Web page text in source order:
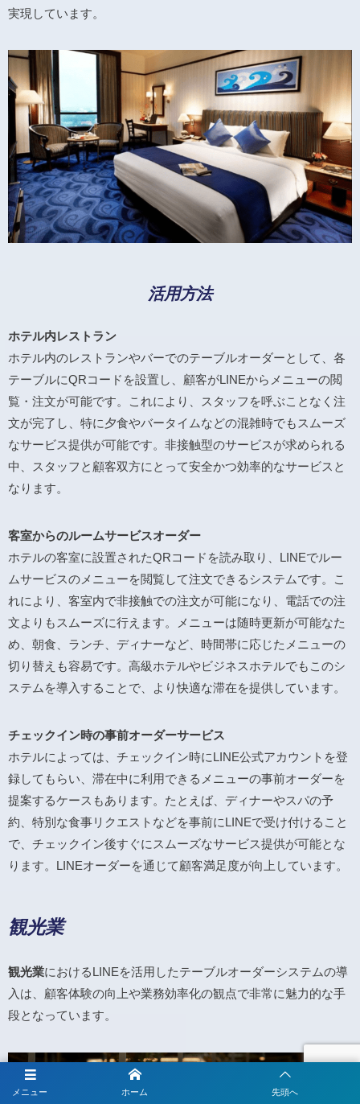
実現しています。
活用方法
ホテル内レストラン
ホテル内のレストランやバーでのテーブルオーダーとして、各
テーブルにQRコードを設置し、顧客がLINEからメニューの閲
覧・注文が可能です。これにより、スタッフを呼ぶことなく注
文が完了し、特に夕食やバータイムなどの混雑時でもスムーズ
なサービス提供が可能です。非接触型のサービスが求められる
中、スタッフと顧客双方にとって安全かつ効率的なサービスと
なります。
客室からのルームサービスオーダー
ホテルの客室に設置されたQRコードを読み取り、LINEでルー
ムサービスのメニューを閲覧して注文できるシステムです。こ
れにより、客室内で非接触での注文が可能になり、電話での注
文よりもスムーズに行えます。メニューは随時更新が可能なた
め、朝食、ランチ、ディナーなど、時間帯に応じたメニューの
切り替えも容易です。高級ホテルやビジネスホテルでもこのシ
ステムを導入することで、より快適な滞在を提供しています。
チェックイン時の事前オーダーサービス
ホテルによっては、チェックイン時にLINE公式アカウントを登
録してもらい、滞在中に利用できるメニューの事前オーダーを
提案するケースもあります。たとえば、ディナーやスパの予
約、特別な食事リクエストなどを事前にLINEで受け付けること
で、チェックイン後すぐにスムーズなサービス提供が可能とな
ります。LINEオーダーを通じて顧客満足度が向上しています。
観光業
観光業におけるLINEを活用したテーブルオーダーシステムの導
入は、顧客体験の向上や業務効率化の観点で非常に魅力的な手
段となっています。
メニュー ホーム 先頭へ